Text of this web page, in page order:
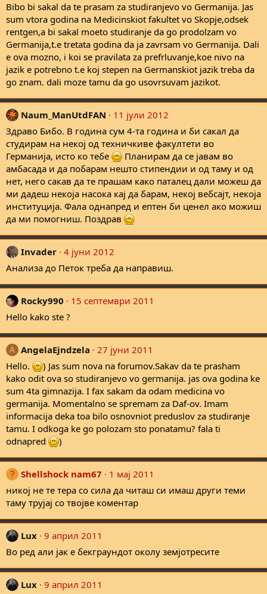
Bibo bi sakal da te prasam za studiranjevo vo Germanija. Jas
sum vtora godina na Medicinskiot fakultet vo Skopje,odsek
rentgen,a bi sakal moeto studiranje da go prodolzam vo
Germanija,t.e tretata godina da ja zavrsam vo Germanija. Dali
e ova mozno, i koi se pravilata za prefrluvanje,koe nivo na
jazik e potrebno t.e koj stepen na Germanskiot jazik treba da
go znam. dali moze tamu da go usovrsuvam jazikot.
Naum_ManUtdFAN
11 јули 2012
Здраво Бибо. В година сум 4-та година и би сакал да
студирам на некој од техничкиве факултети во
Германија, исто ко тебе
Планирам да се јавам во
амбасада и да побарам нешто стипендии и од таму и од
нет, него сакав да те прашам како паталец дали можеш да
ми дадеш некоја насока кај да барам, некој вебсајт, некоја
институција. Фала однапред и ептен би ценел ако можиш
да ми помогниш. Поздрав
Invader 4 јуни 2012
Анализа до Петок треба да направиш.
Rocky990
15 септември 2011
Hello kako ste ?
A AngelaEjndzela
27 јуни 2011
Hello.
) Jas sum nova na forumov.Sakav da te prasham
kako odit ova so studiranjevo vo germanija. jas ova godina ke
sum 4ta gimnazija. I fax sakam da odam medicina vo
germanija. Momentalno se spremam za Daf-ov. Imam
informacija deka toa bilo osnovniot preduslov za studiranje
tamu. I odkoga ke go polozam sto ponatamu? fala ti
odnapred
)
Shellshock nam67
1 мај 2011
никој не те тера со сила да читаш си имаш други теми
таму трујај со твојве коментар
Lux 9 април 2011
Во ред али јак е бекграундот околу земјотресите
Lux 9 април 2011